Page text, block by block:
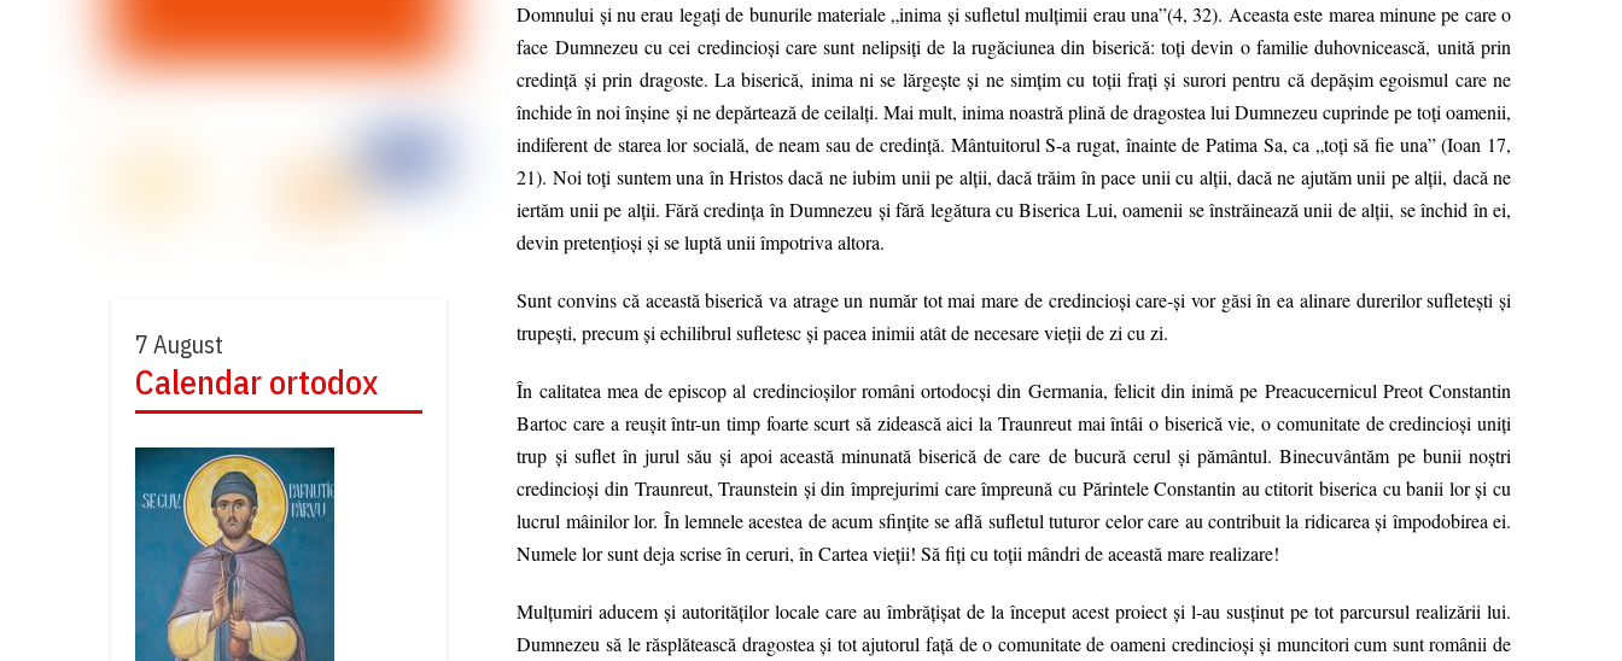
Domnului şi nu erau legaţi de bunurile materiale „inima şi sufletul mulţimii erau una”(4, 32). Aceasta este marea minune pe care o
face Dumnezeu cu cei credincioşi care sunt nelipsiţi de la rugăciunea din biserică: toţi devin o familie duhovnicească, unită prin
credinţă şi prin dragoste. La biserică, inima ni se lărgeşte şi ne simţim cu toţii fraţi şi surori pentru că depăşim egoismul care ne
închide în noi înşine şi ne depărtează de ceilalţi. Mai mult, inima noastră plină de dragostea lui Dumnezeu cuprinde pe toţi oamenii,
indiferent de starea lor socială, de neam sau de credinţă. Mântuitorul S-a rugat, înainte de Patima Sa, ca „toţi să fie una” (Ioan 17,
21). Noi toţi suntem una în Hristos dacă ne iubim unii pe alţii, dacă trăim în pace unii cu alţii, dacă ne ajutăm unii pe alţii, dacă ne
iertăm unii pe alţii. Fără credinţa în Dumnezeu şi fără legătura cu Biserica Lui, oamenii se înstrăinează unii de alţii, se închid în ei,
devin pretenţioşi şi se luptă unii împotriva altora.
Sunt convins că această biserică va atrage un număr tot mai mare de credincioşi care-şi vor găsi în ea alinare durerilor sufleteşti şi
trupeşti, precum şi echilibrul sufletesc şi pacea inimii atât de necesare vieţii de zi cu zi.
În calitatea mea de episcop al credincioşilor români ortodocşi din Germania, felicit din inimă pe Preacucernicul Preot Constantin
Bartoc care a reuşit într-un timp foarte scurt să zidească aici la Traunreut mai întâi o biserică vie, o comunitate de credincioşi uniţi
trup şi suflet în jurul său şi apoi această minunată biserică de care de bucură cerul şi pământul. Binecuvântăm pe bunii noştri
credincioşi din Traunreut, Traunstein şi din împrejurimi care împreună cu Părintele Constantin au ctitorit biserica cu banii lor şi cu
lucrul mâinilor lor. În lemnele acestea de acum sfinţite se află sufletul tuturor celor care au contribuit la ridicarea şi împodobirea ei.
Numele lor sunt deja scrise în ceruri, în Cartea vieţii! Să fiţi cu toţii mândri de această mare realizare!
Mulţumiri aducem şi autorităţilor locale care au îmbrăţişat de la început acest proiect şi l-au susţinut pe tot parcursul realizării lui.
Dumnezeu să le răsplătească dragostea şi tot ajutorul faţă de o comunitate de oameni credincioşi şi muncitori cum sunt românii de
7 August
Calendar ortodox